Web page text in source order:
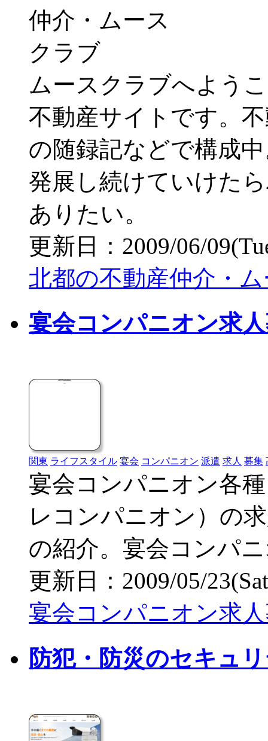
ムースクラブへよう
不動産サイトです。
の随録記などで構成
発展し続けていけた
ありたい。
更新日：2009/06/
北都の不動産仲介・
宴会コンパニオン求
関東 ライフスタイル 宴会 コンパニオン 派遣 求人 募集
宴会コンパニオン各
レコンパニオン）の
の紹介。宴会コンパ
更新日：2009/05/
宴会コンパニオン求
防犯・防災のセキュ